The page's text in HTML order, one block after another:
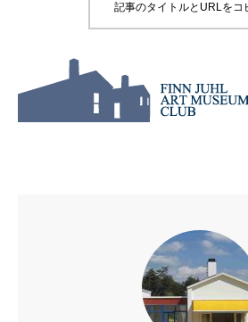
記事のタイトルとURLをコ